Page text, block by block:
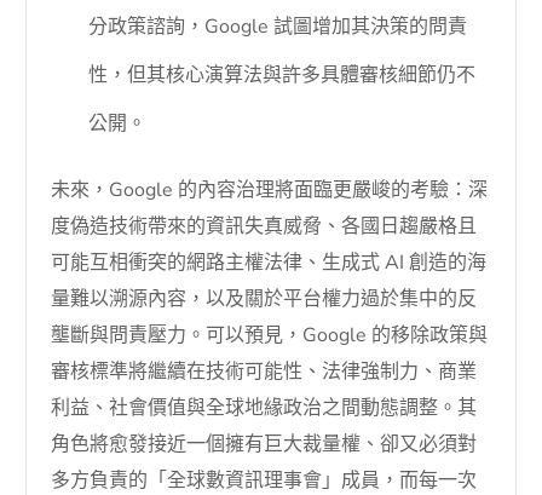
分政策諮詢，Google 試圖增加其決策的問責
性，但其核心演算法與許多具體審核細節仍不
公開。
未來，Google 的內容治理將面臨更嚴峻的考驗：深
度偽造技術帶來的資訊失真威脅、各國日趨嚴格且
可能互相衝突的網路主權法律、生成式 AI 創造的海
量難以溯源內容，以及關於平台權力過於集中的反
壟斷與問責壓力。可以預見，Google 的移除政策與
審核標準將繼續在技術可能性、法律強制力、商業
利益、社會價值與全球地緣政治之間動態調整。其
角色將愈發接近一個擁有巨大裁量權、卻又必須對
多方負責的「全球數資訊理事會」成員，而每一次